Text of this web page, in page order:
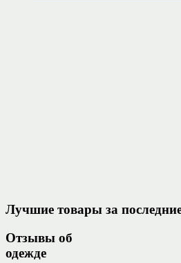
Лучшие товары за
Отзывы об
одежде